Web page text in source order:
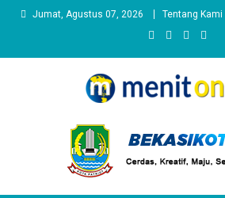
Jumat, Agustus 07, 2026 Tentang Kami